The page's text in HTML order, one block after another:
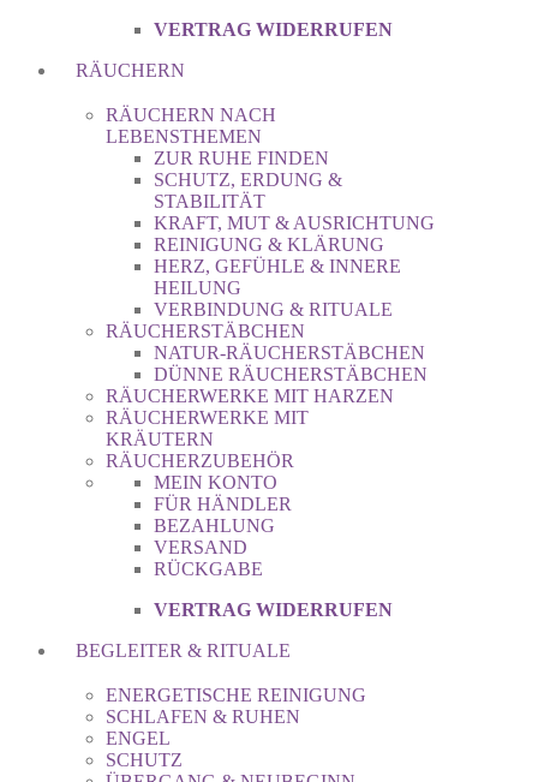
VERTRAG WIDERRUFEN
RÄUCHERN
RÄUCHERN NACH
LEBENSTHEMEN
ZUR RUHE FINDEN
SCHUTZ, ERDUNG &
STABILITÄT
KRAFT, MUT & AUSRICHTUNG
REINIGUNG & KLÄRUNG
HERZ, GEFÜHLE & INNERE
HEILUNG
VERBINDUNG & RITUALE
RÄUCHERSTÄBCHEN
NATUR-RÄUCHERSTÄBCHEN
DÜNNE RÄUCHERSTÄBCHEN
RÄUCHERWERKE MIT HARZEN
RÄUCHERWERKE MIT
KRÄUTERN
RÄUCHERZUBEHÖR
MEIN KONTO
FÜR HÄNDLER
BEZAHLUNG
VERSAND
RÜCKGABE
VERTRAG WIDERRUFEN
BEGLEITER & RITUALE
ENERGETISCHE REINIGUNG
SCHLAFEN & RUHEN
ENGEL
SCHUTZ